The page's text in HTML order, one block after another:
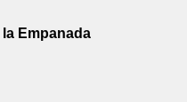
Empanada